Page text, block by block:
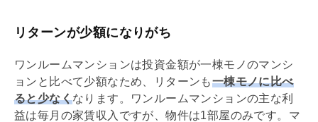
リターンが少額になりがち
ワンルームマンションは投資金額が一棟モノのマンシ
ョンと比べて少額なため、リターンも一棟モノに比べ
ると少なくなります。ワンルームマンションの主な利
益は毎月の家賃収入ですが、物件は1部屋のみです。マ